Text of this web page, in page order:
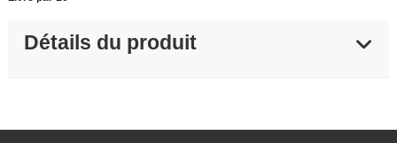
Détails du produit